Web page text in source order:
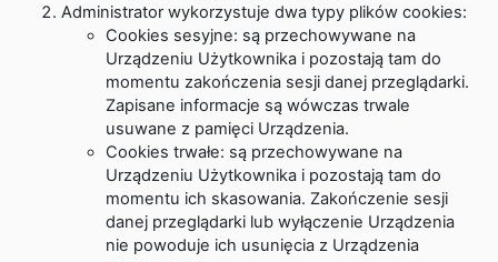
Administrator wykorzystuje dwa typy plików cookies:
Cookies sesyjne: są przechowywane na
Urządzeniu Użytkownika i pozostają tam do
momentu zakończenia sesji danej przeglądarki.
Zapisane informacje są wówczas trwale
usuwane z pamięci Urządzenia.
Cookies trwałe: są przechowywane na
Urządzeniu Użytkownika i pozostają tam do
momentu ich skasowania. Zakończenie sesji
danej przeglądarki lub wyłączenie Urządzenia
nie powoduje ich usunięcia z Urządzenia